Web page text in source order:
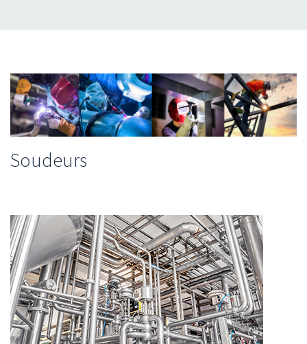
Soudeurs